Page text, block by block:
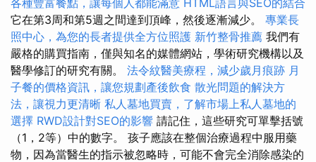
各種豐富餐點，讓每個人都能滿意 HTML語言與SEO的結合
它在第3周和第5週之間達到頂峰，然後逐漸減少。 專業長
照中心，為您的長者提供全方位照護 新竹整骨推薦 我們有
嚴格的購買指南，僅與知名的媒體網站，學術研究機構以及
醫學修訂的研究有關。 法令紋醫美療程，減少歲月痕跡 月
子餐的價格資訊，讓您規劃產後飲食 散光問題的解決方
法，讓視力更清晰 私人墓地買賣，了解市場上私人墓地的
選擇 RWD設計對SEO的影響 請記住，這些研究可單擊括號
（1，2等）中的數字。 孩子應該在整個治療過程中服用藥
物，因為當醫生的指示被忽略時，可能不會完全消除感染的